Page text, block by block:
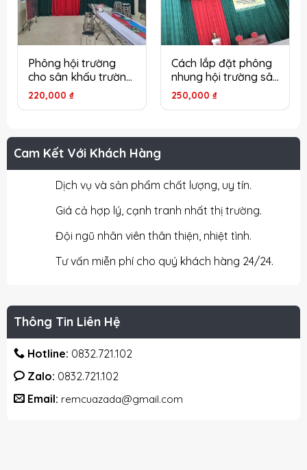
Cam Kết Với Khách Hàng
Dịch vụ và sản phẩm chất lượng, uy tín.
Giá cả hợp lý, cạnh tranh nhất thị trường.
Đội ngũ nhân viên thân thiện, nhiệt tình.
Tư vấn miễn phí cho quý khách hàng 24/24.
Thông Tin Liên Hệ
Hotline: 0832.721.102
Zalo: 0832.721.102
Email: remcuazada@gmail.com
Phông hội trường
cho sân khấu trường
mầm non ở Hà Nội
220,000 ₫
Cách lắp đặt phông
nhung hội trường sân
khấu an toàn hiệu
quả tại Hà Nội
250,000 ₫